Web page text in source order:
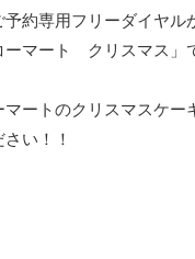
約専用フリーダイヤル
ーマート クリスマス」
ートのクリスマスケー
い！！